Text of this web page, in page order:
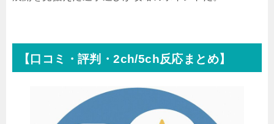
【口コミ・評判・2ch/5ch反応まとめ】